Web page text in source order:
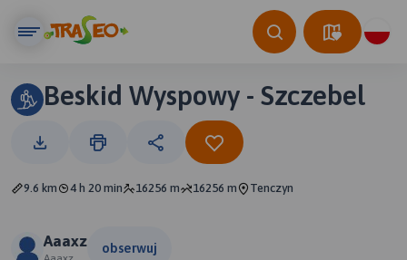
Beskid Wyspowy - Szczebel
9.6 km 4 h 20 min 16256 m 16256 m Tenczyn
Aaaxz obserwuj